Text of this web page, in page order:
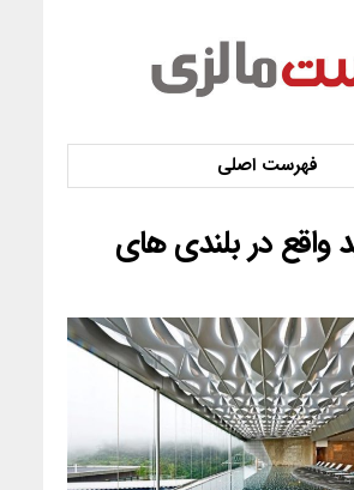
واقع در بلندی های